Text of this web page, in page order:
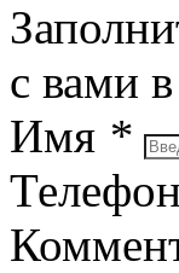
с вами
Имя *
Телефон